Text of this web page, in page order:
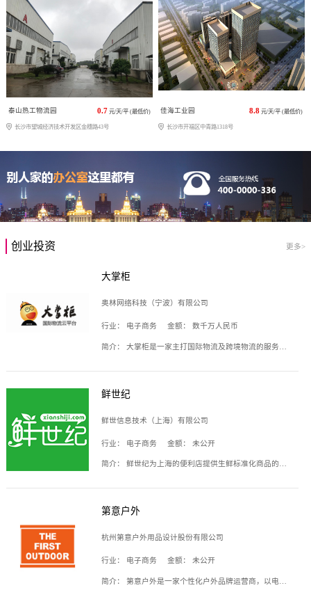
泰山热工物流园 0.7 元/天/平 (最低价)
长沙市望城经济技术开发区金穗路43号
佳海工业园 8.8 元/天/平 (最低价)
长沙市开福区中青路1318号
创业投资 更多>
大掌柜
奥林网络科技（宁波）有限公司
行业： 电子商务 金额： 数千万人民币
简介： 大掌柜是一家主打国际物流及跨境物流的服务云平台，致力于帮助全球国际物流企业在互联网上建立自己的平台，核心产品包括运价通、生意通、业务通、订舱通、招财通等，奥林网络科技（宁波）有限公司旗下产品。
鲜世纪
鲜世信息技术（上海）有限公司
行业： 电子商务 金额： 未公开
简介： 鲜世纪为上海的便利店提供生鲜标准化商品的供应链服务，帮商家解决生鲜采购、运营问题，帮助商家销售。平台提供的商品覆盖果蔬肉类、常温与低温奶制品、冷冻食品、零食饮料、粮油副食、居家洗护等多个品类，上架SKU3000余个。公司建立了近万平方米的仓储场地和物流配送体系，为合作商家提供快速配送服务。
第意户外
杭州第意户外用品设计股份有限公司
行业： 电子商务 金额： 未公开
简介： 第意户外是一家个性化户外品牌运营商，以电子商务为主要载体，主要从事户外产品的设计、生产、销售业务，产品包含冲锋衣、户外鞋、户外背包等。